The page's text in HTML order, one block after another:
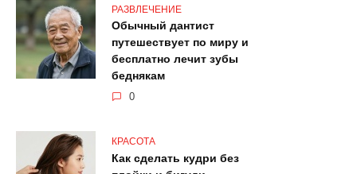
РАЗВЛЕЧЕНИЕ
Обычный дантист
путешествует по миру и
бесплатно лечит зубы
беднякам
0
КРАСОТА
Как сделать кудри без